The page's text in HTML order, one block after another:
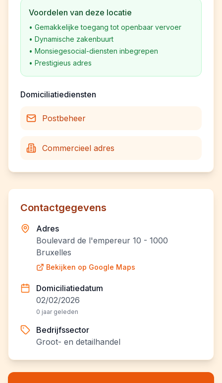
Voordelen van deze locatie
• Gemakkelijke toegang tot openbaar vervoer
• Dynamische zakenbuurt
• Monsiegesocial-diensten inbegrepen
• Prestigieus adres
Domiciliatiediensten
Postbeheer
Commercieel adres
Contactgegevens
Adres
Boulevard de l'empereur 10 - 1000
Bruxelles
Bekijken op Google Maps
Domiciliatiedatum
02/02/2026
0 jaar geleden
Bedrijfssector
Groot- en detailhandel